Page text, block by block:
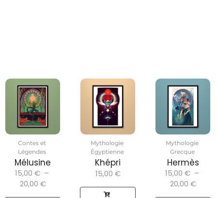
Contes et
Légendes
Mélusine
15,00 € –
20,00 €
Mythologie
Égyptienne
Khépri
15,00 €
Mythologie
Grecque
Hermès
15,00 € –
20,00 €